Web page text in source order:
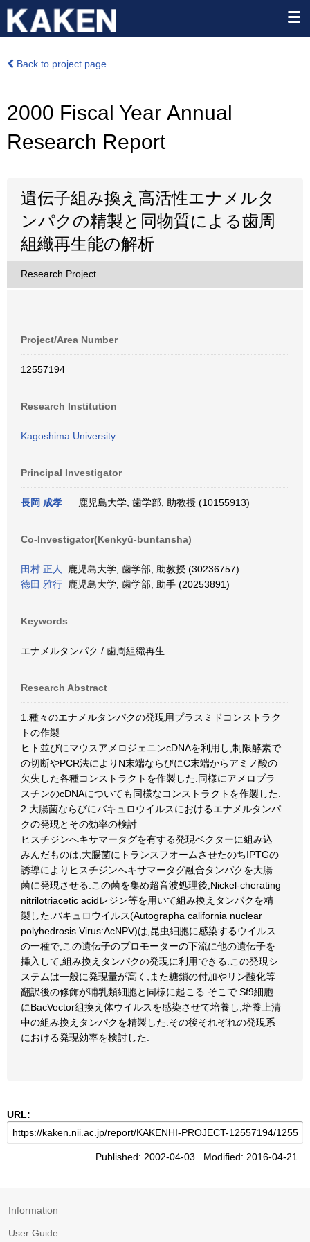
Back to project page
2000 Fiscal Year Annual
Research Report
遺伝子組み換え高活性エナメルタ
ンパクの精製と同物質による歯周
組織再生能の解析
Research Project
Project/Area Number
12557194
Research Institution
Kagoshima University
Principal Investigator
長岡 成孝 鹿児島大学, 歯学部, 助教授 (10155913)
Co-Investigator(Kenkyū-buntansha)
田村 正人
鹿児島大学, 歯学部, 助教授 (30236757)
徳田 雅行 鹿児島大学, 歯学部, 助手 (20253891)
Keywords
エナメルタンパク / 歯周組織再生
Research Abstract
1.種々のエナメルタンパクの発現用プラスミドコンストラク
トの作製
ヒト並びにマウスアメロジェニンcDNAを利用し,制限酵素で
の切断やPCR法によりN末端ならびにC末端からアミノ酸の
欠失した各種コンストラクトを作製した.同様にアメロブラ
スチンのcDNAについても同様なコンストラクトを作製した.
2.大腸菌ならびにバキュロウイルスにおけるエナメルタンパ
クの発現とその効率の検討
ヒスチジンへキサマータグを有する発現ベクターに組み込
みんだものは,大腸菌にトランスフオームさせたのちIPTGの
誘導によりヒスチジンへキサマータグ融合タンパクを大腸
菌に発現させる.この菌を集め超音波処理後,Nickel-cherating
nitrilotriacetic acidレジン等を用いて組み換えタンパクを精
製した.バキュロウイルス(Autographa california nuclear
polyhedrosis Virus:AcNPV)は,昆虫細胞に感染するウイルス
の一種で,この遺伝子のプロモーターの下流に他の遺伝子を
挿入して,組み換えタンパクの発現に利用できる.この発現シ
ステムは一般に発現量が高く,また糖鎖の付加やリン酸化等
翻訳後の修飾が哺乳類細胞と同様に起こる.そこで.Sf9細胞
にBacVector組換え体ウイルスを感染させて培養し,培養上清
中の組み換えタンパクを精製した.その後それぞれの発現系
における発現効率を検討した.
URL:
Published: 2002-04-03 Modified: 2016-04-21
Information
User Guide